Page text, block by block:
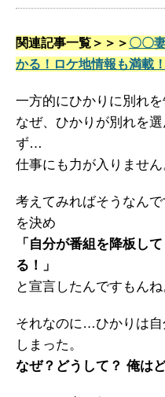
関連記事一覧＞＞＞ 〇〇
かる！ロケ地情報も満載！
一方的にひかりに別れ
なぜ、ひかりが別れを
ず…
仕事にも力が入りません
考えてみればそうなん
を決め
「自分が番組を降板し
る！」
と宣言したんですもんね
それなのに…ひかりは自
しまった。
なぜ？どうして？ 俺は